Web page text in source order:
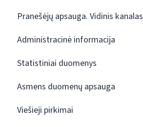
Pranešėjų apsauga. Vidinis kanalas
Administracinė informacija
Statistiniai duomenys
Asmens duomenų apsauga
Viešieji pirkimai